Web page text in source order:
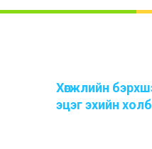
Хөгжлийн
эцэг эхийн